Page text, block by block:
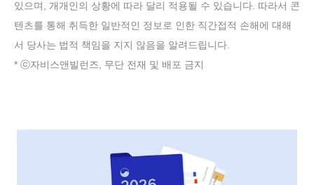
있으며, 개개인의 상황에 따라 달리 적용될 수 있습니다. 따라서 콘
텐츠를 통해 취득한 일반적인 정보로 인한 직간접적 손해에 대해
서 당사는 법적 책임을 지지 않음을 알려드립니다.
* ⓒ자비스앤빌런즈, 무단 전재 및 배포 금지